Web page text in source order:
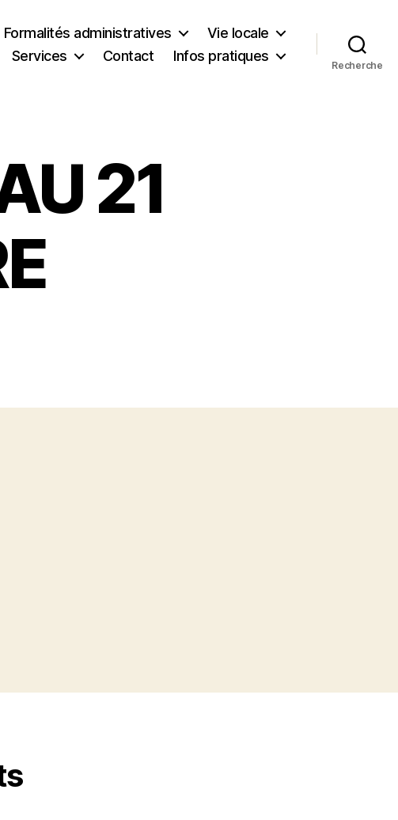
Formalités administratives
Vie locale
Services Contact Infos pratiques
Recherche
21